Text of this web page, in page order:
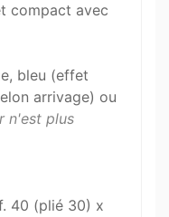
compact avec
bleu (effet
arrivage) ou
n'est plus
40 (plié 30) x